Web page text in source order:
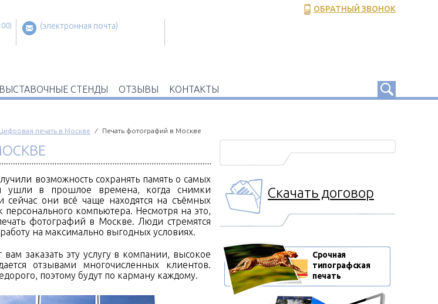
ОБРАТНЫЙ ЗВОНОК
(электронная почта)
ВЫСТАВОЧНЫЕ СТЕНДЫ ОТЗЫВЫ КОНТАКТЫ
Цифровая печать в Москве ⁄ Печать фотографий в Москве
возможность сохранять память о самых
ушли в прошлое времена, когда снимки
сейчас они всё чаще находятся на съёмных
компьютера. Несмотря на это,
фотографий в Москве. Люди стремятся
на максимально выгодных условиях.
заказать эту услугу в компании, высокое
отзывами многочисленных клиентов.
поэтому будут по карману каждому.
Скачать договор
Срочная
типографская
печать